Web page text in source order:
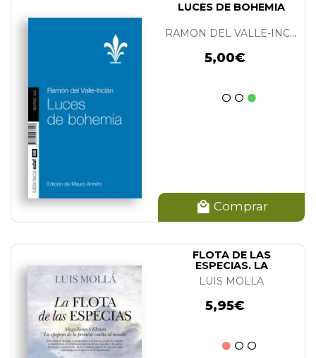
LUCES DE BOHEMIA
RAMON DEL VALLE-INCLAN
5,00€
Comprar
FLOTA DE LAS
ESPECIAS. LA
LUIS MOLLA
5,95€